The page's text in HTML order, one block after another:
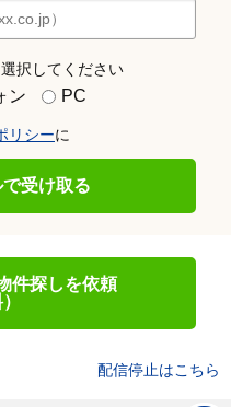
択してください
ン PC
リシーに
受け取る
件探しを依頼
配信停止はこちら